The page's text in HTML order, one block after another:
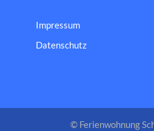
Impressum
Datenschutz
© Ferienwohnung